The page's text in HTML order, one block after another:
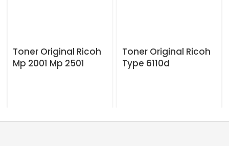
Toner Original Ricoh
Mp 2001 Mp 2501
Toner Original Ricoh
Type 6110d